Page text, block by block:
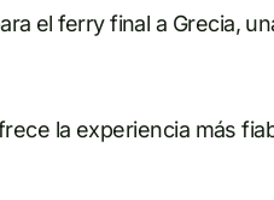
el ferry final a Grecia,
la experiencia más